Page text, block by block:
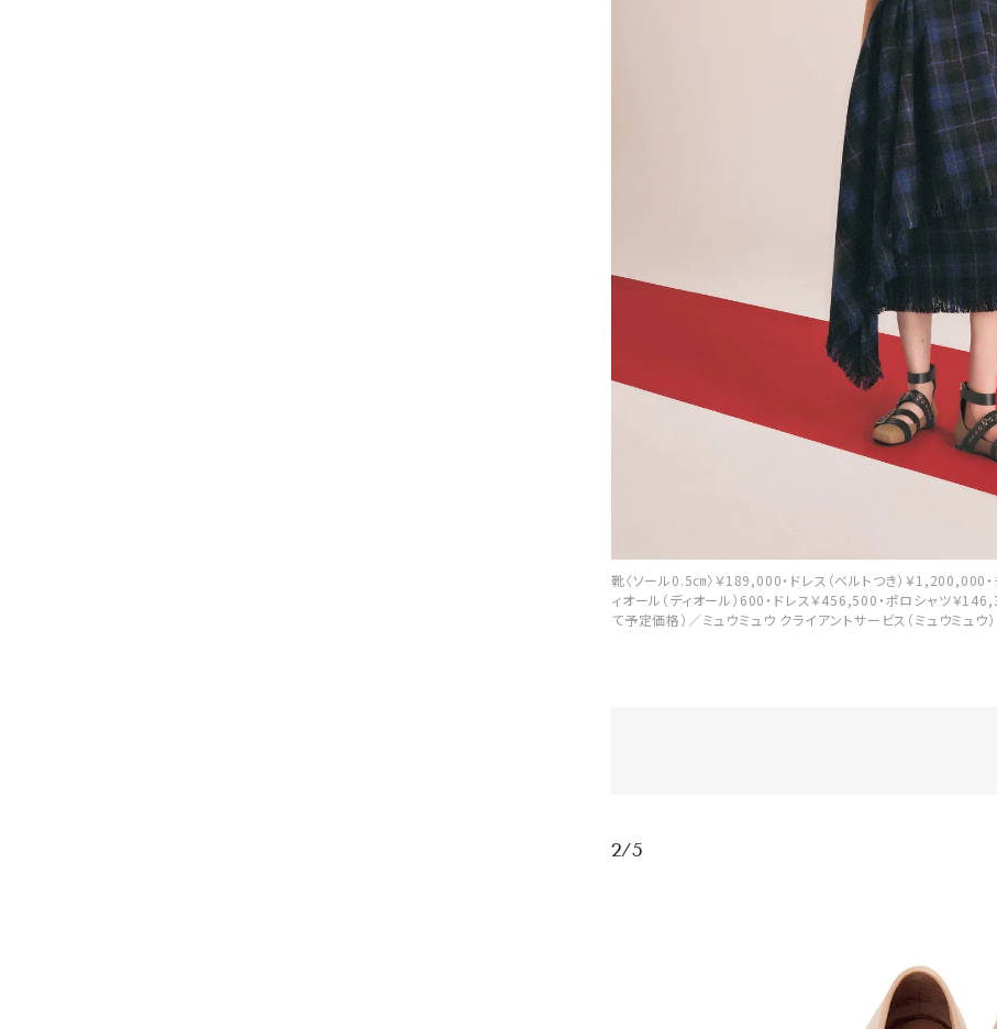
靴〈ソール0.5㎝〉￥189,000・ドレス（ベルトつき）￥
ィオール（ディオール）600・ドレス￥456,500・ポロシャツ￥
て予定価格）／ミュウミュウ クライアントサービス（ミュウミュウ）
2/5